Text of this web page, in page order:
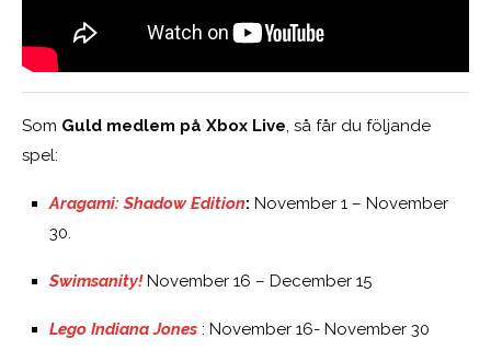
Som Guld medlem på Xbox Live, så får du följande
spel:
Aragami: Shadow Edition: November 1 – November
30.
Swimsanity!November 16 – December 15
Lego Indiana Jones : November 16- November 30